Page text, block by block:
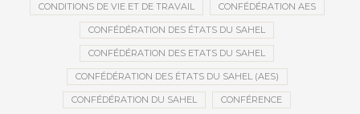
CONDITIONS DE VIE ET DE TRAVAIL CONFÉDÉRATION AES
CONFÉDÉRATION DES ÉTATS DU SAHEL
CONFÉDÉRATION DES ETATS DU SAHEL
CONFÉDÉRATION DES ÉTATS DU SAHEL (AES)
CONFÉDÉRATION DU SAHEL CONFÉRENCE